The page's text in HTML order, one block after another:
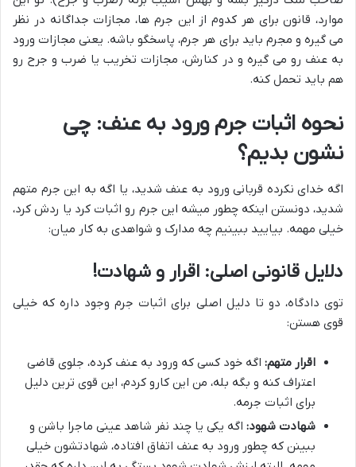
موارد، قانون برای هر کدوم از این جرم ها، مجازات جداگانه در نظر
می گیره و مجرم باید برای هر جرم، پاسخگو باشه. یعنی مجازات ورود
به عنف رو می گیره و در کنارش، مجازات تخریب یا ضرب و جرح رو
هم باید تحمل کنه.
نحوه اثبات جرم ورود به عنف: چی
نشون بدیم؟
اگه خدای نکرده قربانی ورود به عنف شدید، یا اگه به این جرم متهم
شدید، دونستن اینکه چطور میشه این جرم رو اثبات کرد یا ردش کرد،
خیلی مهمه. بیایید ببینیم چه مدارک و شواهدی به کار میان:
دلایل قانونی اصلی: اقرار و شهادت!
توی دادگاه، دو تا دلیل اصلی برای اثبات جرم وجود داره که خیلی
قوی هستن:
اقرار متهم: اگه خود کسی که ورود به عنف کرده، جلوی قاضی
اعتراف کنه و بگه بله، من این کارو کردم، این قوی ترین دلیل
برای اثبات جرمه.
شهادت شهود: اگه یکی یا چند نفر شاهد عینی ماجرا باشن و
ببینن که چطور ورود به عنف اتفاق افتاده، شهادتشون خیلی